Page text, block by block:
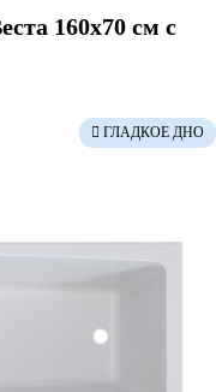
160x70 см с
ГЛАДКОЕ ДНО